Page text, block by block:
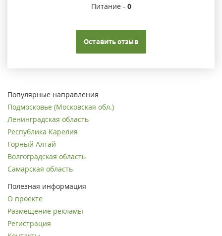
Питание - 0
Оставить отзыв
Популярные направления
Подмосковье (Московская обл.)
Ленинградская область
Республика Карелия
Горный Алтай
Волгоградская область
Самарская область
Полезная информация
О проекте
Размещение рекламы
Регистрация